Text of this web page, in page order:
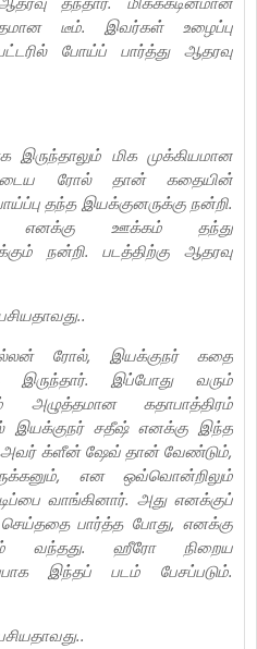
டீம். இவர்கள் உழைப்பு
போய்ப் பார்த்து ஆதரவு
மிக முக்கியமான
ரோல் தான் கதையின்
தந்த இயக்குனருக்கு நன்றி.
எனக்கு ஊக்கம் தந்து
நன்றி. படத்திற்கு ஆதரவு
ரோல், இயக்குநர் கதை
இருந்தார். இப்போது வரும்
அழுத்தமான கதாபாத்திரம்
இயக்குநர் சதீஷ் எனக்கு இந்த
அவர் க்ளீன் ஷேவ் தான் வேண்டும்,
என ஒவ்வொன்றிலும்
வாங்கினார். அது எனக்குப்
செய்ததை பார்த்த போது, எனக்கு
வந்தது. ஹீரோ நிறைய
இந்தப் படம் பேசப்படும்.